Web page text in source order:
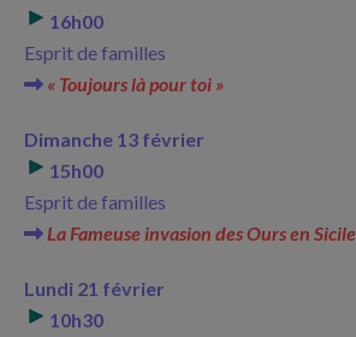
16h00
Esprit de familles
« Toujours là pour toi »
Dimanche 13 février
15h00
Esprit de familles
La Fameuse invasion des Ours en Sicile
Lundi 21 février
10h30